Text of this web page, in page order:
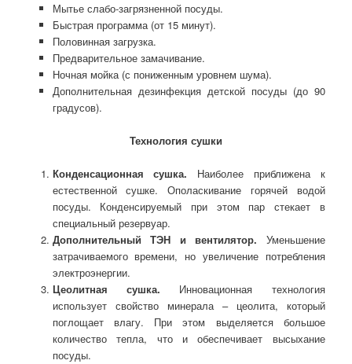
Мытье слабо-загрязненной посуды.
Быстрая программа (от 15 минут).
Половинная загрузка.
Предварительное замачивание.
Ночная мойка (с пониженным уровнем шума).
Дополнительная дезинфекция детской посуды (до 90
градусов).
Технология сушки
Конденсационная сушка. Наиболее приближена к
естественной сушке. Ополаскивание горячей водой
посуды. Конденсируемый при этом пар стекает в
специальный резервуар.
Дополнительный ТЭН и вентилятор. Уменьшение
затрачиваемого времени, но увеличение потребления
электроэнергии.
Цеолитная сушка. Инновационная технология
использует свойство минерала – цеолита, который
поглощает влагу. При этом выделяется большое
количество тепла, что и обеспечивает высыхание
посуды.